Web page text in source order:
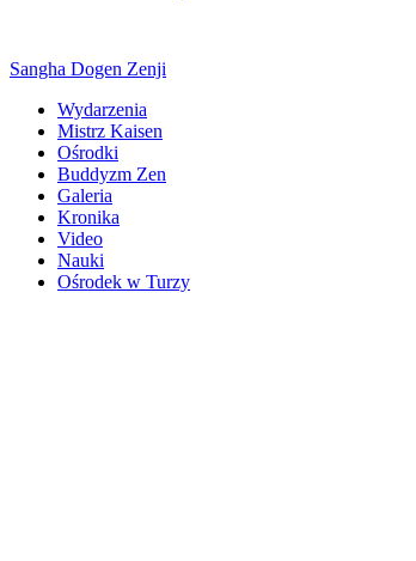
Sangha Dogen Zenji
Wydarzenia
Mistrz Kaisen
Ośrodki
Buddyzm Zen
Galeria
Kronika
Video
Nauki
Ośrodek w Turzy